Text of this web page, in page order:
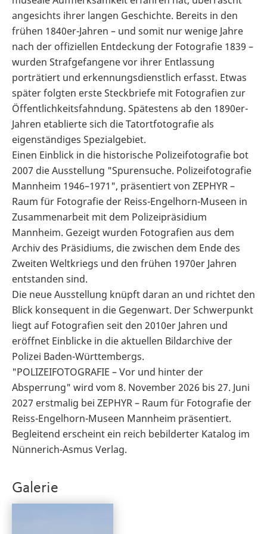
angesichts ihrer langen Geschichte. Bereits in den
frühen 1840er-Jahren – und somit nur wenige Jahre
nach der offiziellen Entdeckung der Fotografie 1839 –
wurden Strafgefangene vor ihrer Entlassung
porträtiert und erkennungsdienstlich erfasst. Etwas
später folgten erste Steckbriefe mit Fotografien zur
Öffentlichkeitsfahndung. Spätestens ab den 1890er-
Jahren etablierte sich die Tatortfotografie als
eigenständiges Spezialgebiet.
Einen Einblick in die historische Polizeifotografie bot
2007 die Ausstellung "Spurensuche. Polizeifotografie
Mannheim 1946–1971", präsentiert von ZEPHYR –
Raum für Fotografie der Reiss-Engelhorn-Museen in
Zusammenarbeit mit dem Polizeipräsidium
Mannheim. Gezeigt wurden Fotografien aus dem
Archiv des Präsidiums, die zwischen dem Ende des
Zweiten Weltkriegs und den frühen 1970er Jahren
entstanden sind.
Die neue Ausstellung knüpft daran an und richtet den
Blick konsequent in die Gegenwart. Der Schwerpunkt
liegt auf Fotografien seit den 2010er Jahren und
eröffnet Einblicke in die aktuellen Bildarchive der
Polizei Baden-Württembergs.
"POLIZEIFOTOGRAFIE – Vor und hinter der
Absperrung" wird vom 8. November 2026 bis 27. Juni
2027 erstmalig bei ZEPHYR – Raum für Fotografie der
Reiss-Engelhorn-Museen Mannheim präsentiert.
Begleitend erscheint ein reich bebilderter Katalog im
Nünnerich-Asmus Verlag.
Galerie